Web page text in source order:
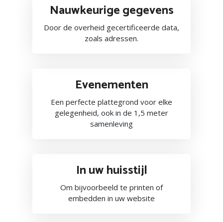
Nauwkeurige gegevens
Door de overheid gecertificeerde data,
zoals adressen.
Evenementen
Een perfecte plattegrond voor elke
gelegenheid, ook in de 1,5 meter
samenleving
In uw huisstijl
Om bijvoorbeeld te printen of
embedden in uw website